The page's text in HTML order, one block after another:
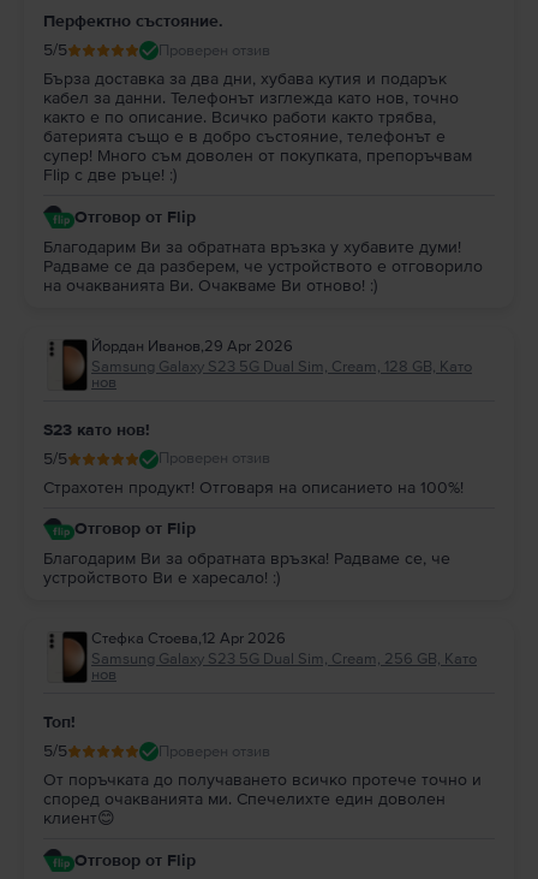
Перфектно състояние.
5/5 Проверен отзив
Бърза доставка за два дни, хубава кутия и подарък
кабел за данни. Телефонът изглежда като нов, точно
както е по описание. Всичко работи както трябва,
батерията също е в добро състояние, телефонът е
супер! Много съм доволен от покупката, препоръчвам
Flip с две ръце! :)
Отговор от Flip
Благодарим Ви за обратната връзка у хубавите думи!
Радваме се да разберем, че устройството е отговорило
на очакванията Ви. Очакваме Ви отново! :)
Йордан Иванов,29 Apr 2026
Samsung Galaxy S23 5G Dual Sim, Cream, 128 GB, Като
нов
S23 като нов!
5/5 Проверен отзив
Страхотен продукт! Отговаря на описанието на 100%!
Отговор от Flip
Благодарим Ви за обратната връзка! Радваме се, че
устройството Ви е харесало! :)
Стефка Стоева,12 Apr 2026
Samsung Galaxy S23 5G Dual Sim, Cream, 256 GB, Като
нов
Топ!
5/5 Проверен отзив
От поръчката до получаването всичко протече точно и
според очакванията ми. Спечелихте един доволен
клиент😊
Отговор от Flip